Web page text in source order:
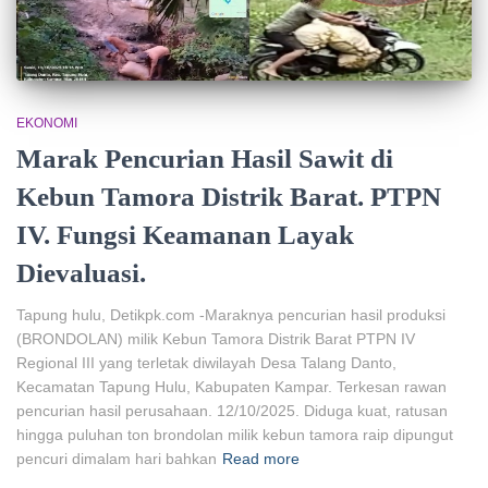
EKONOMI
Marak Pencurian Hasil Sawit di
Kebun Tamora Distrik Barat. PTPN
IV. Fungsi Keamanan Layak
Dievaluasi.
Tapung hulu, Detikpk.com -Maraknya pencurian hasil produksi
(BRONDOLAN) milik Kebun Tamora Distrik Barat PTPN IV
Regional III yang terletak diwilayah Desa Talang Danto,
Kecamatan Tapung Hulu, Kabupaten Kampar. Terkesan rawan
pencurian hasil perusahaan. 12/10/2025. Diduga kuat, ratusan
hingga puluhan ton brondolan milik kebun tamora raip dipungut
pencuri dimalam hari bahkan Read more